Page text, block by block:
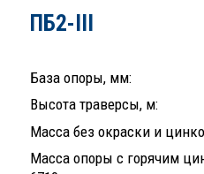
ПБ2-III
База опоры, мм:
Высота траверсы, м:
Масса без окраски и
Масса опоры с горячим